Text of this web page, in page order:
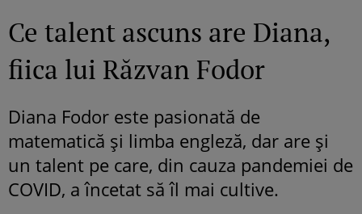
Ce talent ascuns are Diana,
fiica lui Răzvan Fodor
Diana Fodor este pasionată de
matematică și limba engleză, dar are și
un talent pe care, din cauza pandemiei de
COVID, a încetat să îl mai cultive.